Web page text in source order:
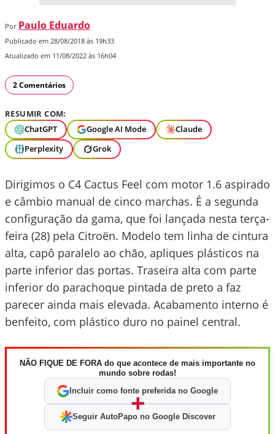
Por Paulo Eduardo
Publicado em 28/08/2018 às 19h33
Atualizado em 11/08/2022 às 16h04
2 Comentários
RESUMIR COM:
ChatGPT
Google AI Mode
Claude
Perplexity
Grok
Dirigimos o C4 Cactus Feel com motor 1.6 aspirado
e câmbio manual de cinco marchas. É a segunda
configuração da gama, que foi lançada nesta terça-
feira (28) pela Citroën. Modelo tem linha de cintura
alta, capô paralelo ao chão, apliques plásticos na
parte inferior das portas. Traseira alta com parte
inferior do parachoque pintada de preto a faz
parecer ainda mais elevada. Acabamento interno é
benfeito, com plástico duro no painel central.
NÃO FIQUE DE FORA do que acontece de mais importante no
mundo sobre rodas!
Incluir como fonte preferida no Google
+
Seguir AutoPapo no Google Discover